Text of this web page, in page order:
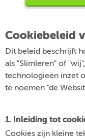
Cookiebeleid
Dit beleid beschrijft
als "Slimleren" of
technologieën inzet
te noemen "de
1. Inleiding tot
Cookies zijn kleine